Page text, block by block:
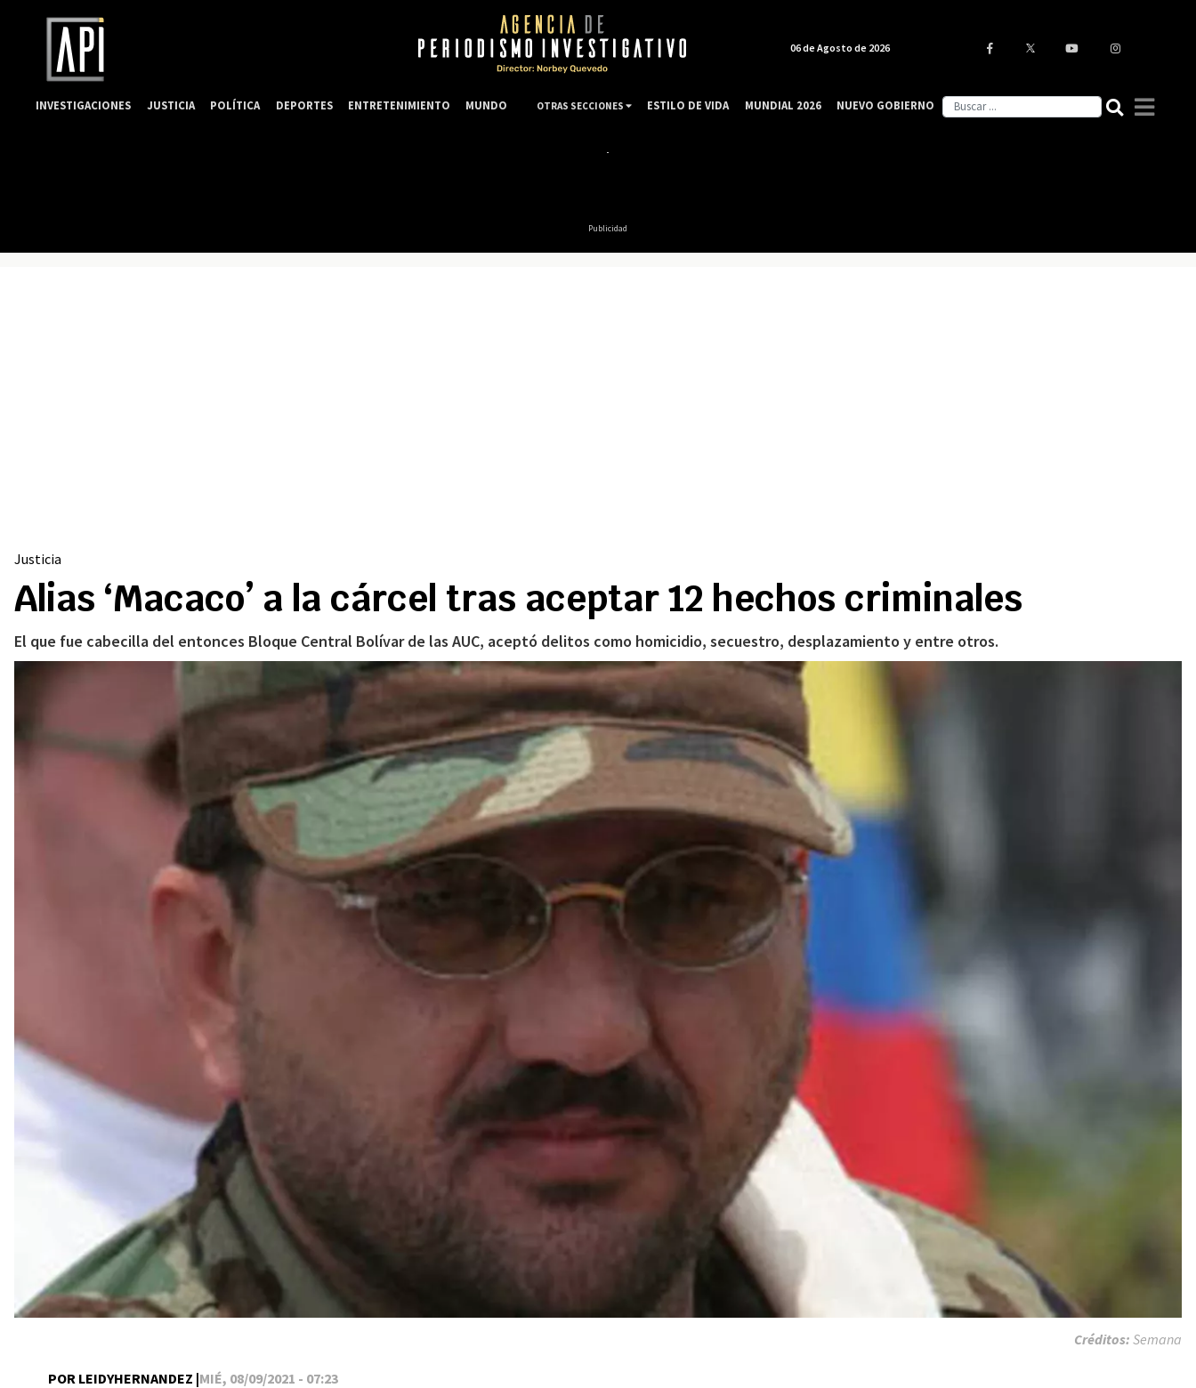
Publicidad
Justicia
Alias ‘Macaco’ a la cárcel tras aceptar 12 hechos criminales
El que fue cabecilla del entonces Bloque Central Bolívar de las AUC, aceptó delitos como homicidio, secuestro, desplazamiento y entre otros.
POR LEIDYHERNANDEZ |MIÉ, 08/09/2021 - 07:23
Créditos: Semana
06 de Agosto de 2026
INVESTIGACIONES JUSTICIA POLÍTICA DEPORTES ENTRETENIMIENTO MUNDO OTRAS SECCIONES ESTILO DE VIDA MUNDIAL 2026 NUEVO GOBIERNO